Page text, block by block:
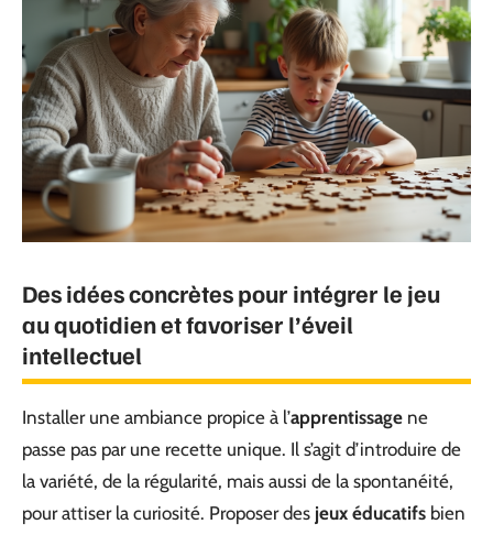
Des idées concrètes pour intégrer le jeu
au quotidien et favoriser l’éveil
intellectuel
Installer une ambiance propice à l’apprentissage ne
passe pas par une recette unique. Il s’agit d’introduire de
la variété, de la régularité, mais aussi de la spontanéité,
pour attiser la curiosité. Proposer des jeux éducatifs bien